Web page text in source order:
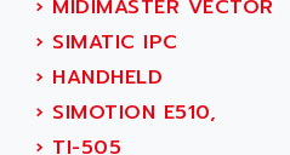
5000
SMC35
SCALANCE
SMC40
ALUTRON
ALX
AMADA
AMAN
AMAREX
› MIDIMASTER VECTOR
› SIMATIC IPC
› HANDHELD
› SIMOTION E510,
› TI-505